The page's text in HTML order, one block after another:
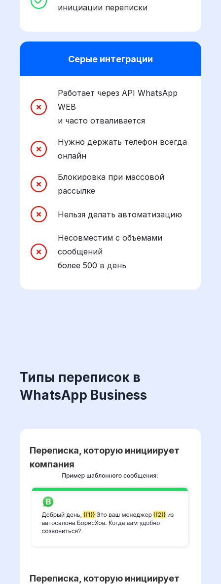
инициации переписки
Серые интеграции
Работает через API WhatsApp
WEB
и часто отваливается
Нужно держать телефон всегда
онлайн
Блокировка при массовой
рассылке
Нельзя делать автоматизацию
Несовместим с объемами
сообщений
более 500 в день
Типы переписок в
WhatsApp Business
Переписка, которую инициирует
компания
Переписка, которую инициирует